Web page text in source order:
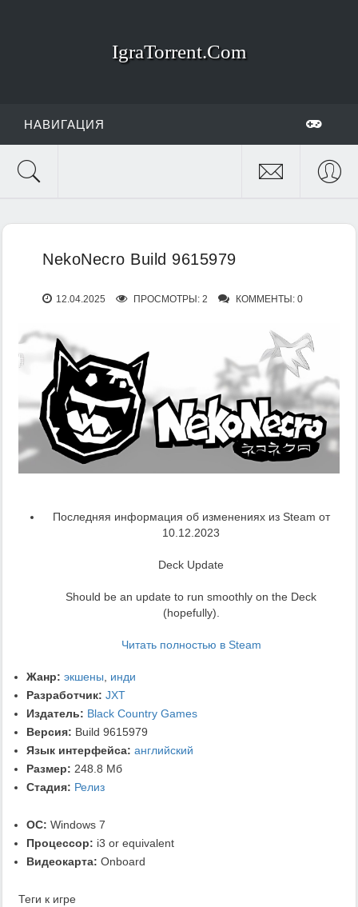
IgraTorrent.Com
НАВИГАЦИЯ
NekoNecro Build 9615979
12.04.2025 ПРОСМОТРЫ: 2 КОММЕНТЫ: 0
Последняя информация об изменениях из Steam от
10.12.2023
Deck Update
Should be an update to run smoothly on the Deck
(hopefully).
Читать полностью в Steam
Жанр: экшены
инди
Разработчик: JXT
Издатель: Black Country Games
Версия: Build 9615979
Язык интерфейса: английский
Размер: 248.8 Мб
Стадия: Релиз
ОС: Windows 7
Процессор: i3 or equivalent
Видеокарта: Onboard
Теги к игре